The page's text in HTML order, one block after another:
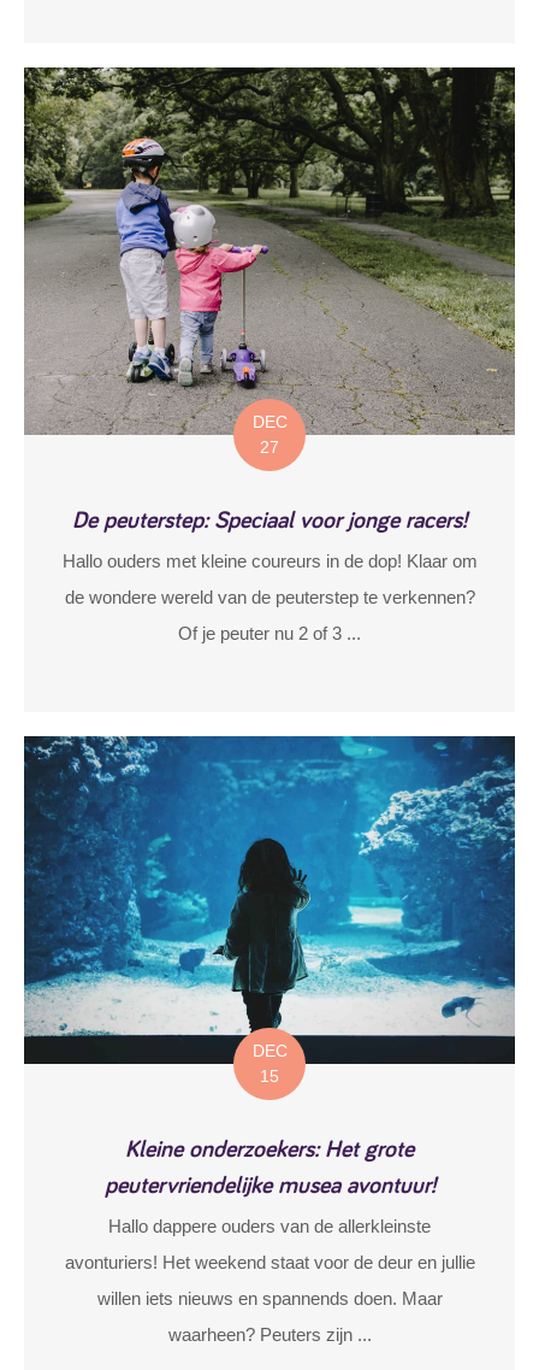
DEC
27
De peuterstep: Speciaal voor jonge racers!
Hallo ouders met kleine coureurs in de dop! Klaar om
de wondere wereld van de peuterstep te verkennen?
Of je peuter nu 2 of 3 ...
DEC
15
Kleine onderzoekers: Het grote
peutervriendelijke musea avontuur!
Hallo dappere ouders van de allerkleinste
avonturiers! Het weekend staat voor de deur en jullie
willen iets nieuws en spannends doen. Maar
waarheen? Peuters zijn ...